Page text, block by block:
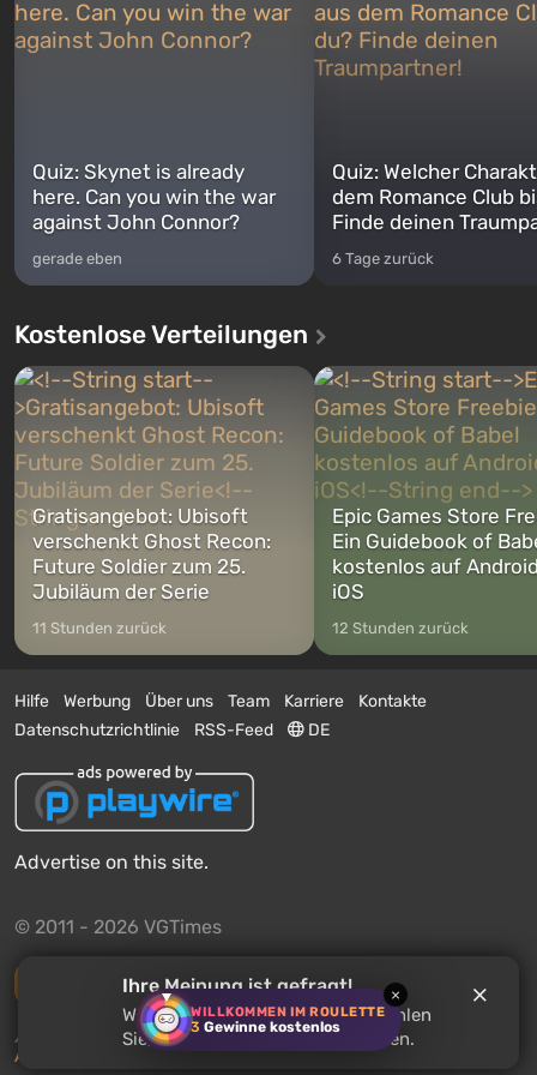
WILLKOMMEN IM ROULETTE
3 Gewinne kostenlos
×
Quiz: Skynet is already
here. Can you win the war
against John Connor?
gerade eben
Quiz: Welcher
dem Romance Club
Finde deinen
6 Tage zurück
Kostenlose Verteilungen
Gratisangebot: Ubisoft
verschenkt Ghost Recon:
Future Soldier zum 25.
Jubiläum der Serie
11 Stunden zurück
Epic Games Store
Ein Guidebook of
kostenlos auf
iOS
12 Stunden zurück
Hilfe Werbung Über uns Team Karriere
Kontakte
Datenschutzrichtlinie
RSS-Feed DE
Advertise on this site.
© 2011 - 2026 VGTimes
Vollständige Version
Push-Benachrichtigungen über Nachrichten:
Aktivieren
Ihre Meinung ist gefragt!
Warten Sie aufBattle Aces? Erzählen
Sie, was Sie über das Spiel denken.